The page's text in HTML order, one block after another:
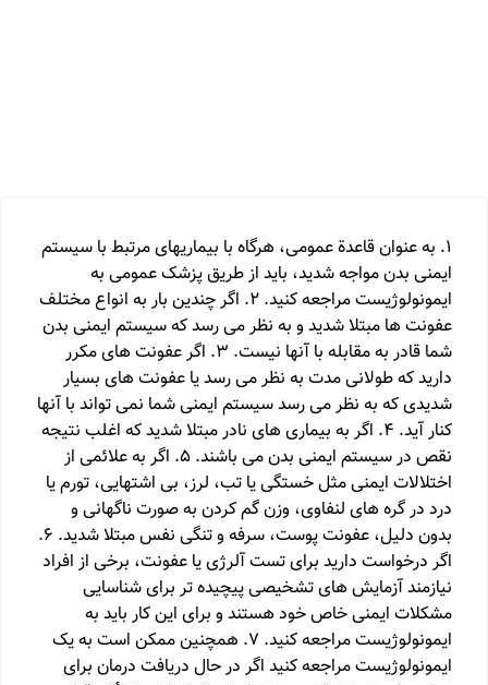
1. به عنوان قاعدة عمومی، هرگاه با بیماریهای مرتبط با سیستم
ایمنی بدن مواجه شدید، باید از طریق پزشک عمومی به
ایمونولوژیست مراجعه کنید. 2. اگر چندین بار به انواع مختلف
عفونت ها مبتلا شدید و به نظر می رسد که سیستم ایمنی بدن
شما قادر به مقابله با آنها نیست. 3. اگر عفونت های مکرر
دارید که طولانی مدت به نظر می رسد یا عفونت های بسیار
شدیدی که به نظر می رسد سیستم ایمنی شما نمی تواند با آنها
کنار آید. 4. اگر به بیماری های نادر مبتلا شدید که اغلب نتیجه
نقص در سیستم ایمنی بدن می باشند. 5. اگر به علائمی از
اختلالات ایمنی مثل خستگی یا تب، لرز، بی اشتهایی، تورم یا
درد در گره های لنفاوی، وزن گم کردن به صورت ناگهانی و
بدون دلیل، عفونت پوست، سرفه و تنگی نفس مبتلا شدید. 6.
اگر درخواست دارید برای تست آلرژی یا عفونت، برخی از افراد
نیازمند آزمایش های تشخیصی پیچیده تر برای شناسایی
مشکلات ایمنی خاص خود هستند و برای این کار باید به
ایمونولوژیست مراجعه کنید. 7. همچنین ممکن است به یک
ایمونولوژیست مراجعه کنید اگر در حال دریافت درمان برای